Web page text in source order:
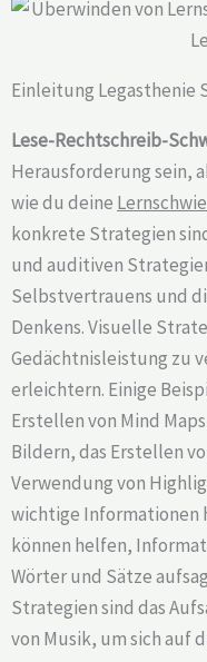
Einleitung Legasthenie
Lese-Rechtschreib-
Herausforderung sein,
wie du deine
konkrete Strategien
und auditiven
Selbstvertrauens und
Denkens. Visuelle
Gedächtnisleistung zu
erleichtern. Einige
Erstellen von Mind
Bildern, das Erstellen
Verwendung von
wichtige Informationen
können helfen,
Wörter und Sätze
Strategien sind das
von Musik, um sich auf